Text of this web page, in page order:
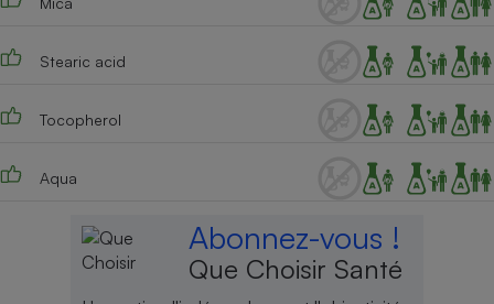
Stearic acid
Tocopherol
Aqua
Abonnez-vous !
Que Choisir Santé